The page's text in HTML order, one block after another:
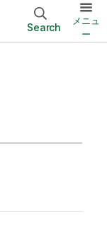
Search
メニュ
ー